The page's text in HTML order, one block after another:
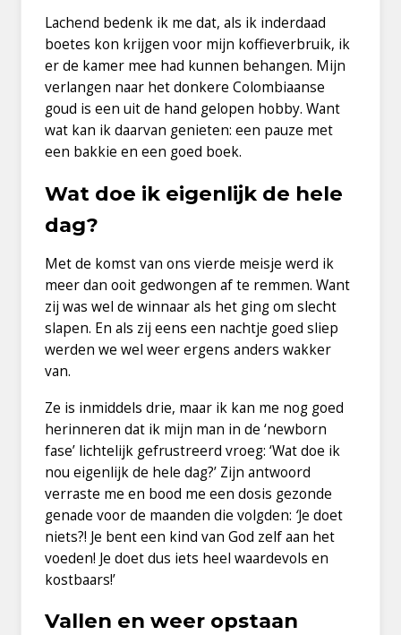
Lachend bedenk ik me dat, als ik inderdaad
boetes kon krijgen voor mijn koffieverbruik, ik
er de kamer mee had kunnen behangen. Mijn
verlangen naar het donkere Colombiaanse
goud is een uit de hand gelopen hobby. Want
wat kan ik daarvan genieten: een pauze met
een bakkie en een goed boek.
Wat doe ik eigenlijk de hele
dag?
Met de komst van ons vierde meisje werd ik
meer dan ooit gedwongen af te remmen. Want
zij was wel de winnaar als het ging om slecht
slapen. En als zij eens een nachtje goed sliep
werden we wel weer ergens anders wakker
van.
Ze is inmiddels drie, maar ik kan me nog goed
herinneren dat ik mijn man in de ‘newborn
fase’ lichtelijk gefrustreerd vroeg: ‘Wat doe ik
nou eigenlijk de hele dag?’ Zijn antwoord
verraste me en bood me een dosis gezonde
genade voor de maanden die volgden: ‘Je doet
niets?! Je bent een kind van God zelf aan het
voeden! Je doet dus iets heel waardevols en
kostbaars!’
Vallen en weer opstaan